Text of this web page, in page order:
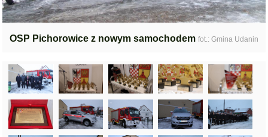
OSP Pichorowice z nowym samochodem fot.: Gmina Udanin